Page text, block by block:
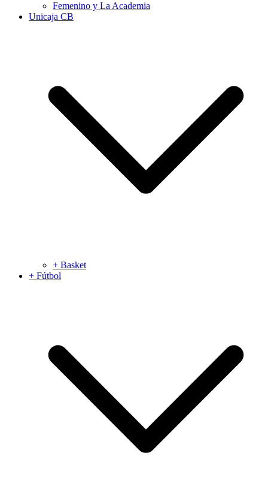
Femenino y La Academia
Unicaja CB
+ Basket
+ Fútbol